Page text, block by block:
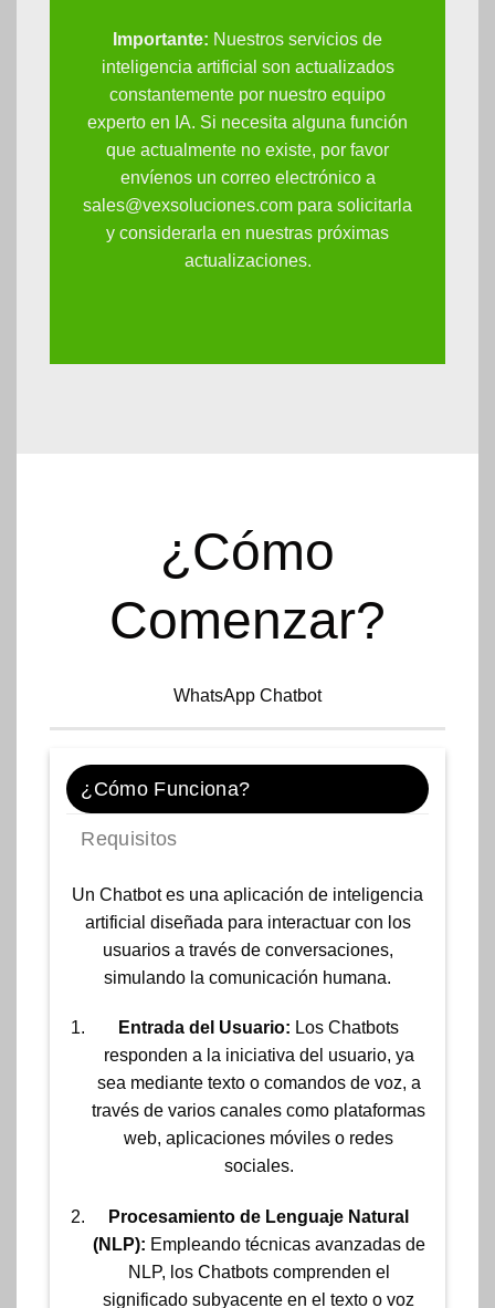
Importante: Nuestros servicios de
inteligencia artificial son actualizados
constantemente por nuestro equipo
experto en IA. Si necesita alguna función
que actualmente no existe, por favor
envíenos un correo electrónico a
sales@vexsoluciones.com para solicitarla
y considerarla en nuestras próximas
actualizaciones.
¿Cómo
Comenzar?
WhatsApp Chatbot
¿Cómo Funciona?
Requisitos
Un Chatbot es una aplicación de inteligencia
artificial diseñada para interactuar con los
usuarios a través de conversaciones,
simulando la comunicación humana.
Entrada del Usuario: Los Chatbots
responden a la iniciativa del usuario, ya
sea mediante texto o comandos de voz, a
través de varios canales como plataformas
web, aplicaciones móviles o redes
sociales.
Procesamiento de Lenguaje Natural
(NLP): Empleando técnicas avanzadas de
NLP, los Chatbots comprenden el
significado subyacente en el texto o voz